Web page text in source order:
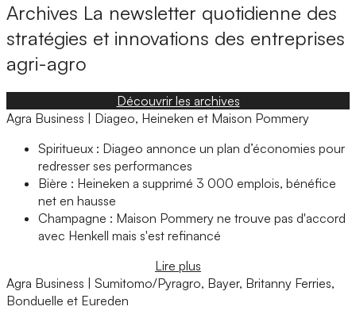
Archives La newsletter quotidienne des
stratégies et innovations des entreprises
agri-agro
Découvrir les archives
Agra Business | Diageo, Heineken et Maison Pommery
Spiritueux : Diageo annonce un plan d’économies pour
redresser ses performances
Bière : Heineken a supprimé 3 000 emplois, bénéfice
net en hausse
Champagne : Maison Pommery ne trouve pas d'accord
avec Henkell mais s'est refinancé
Lire plus
Agra Business | Sumitomo/Pyragro, Bayer, Britanny Ferries,
Bonduelle et Eureden